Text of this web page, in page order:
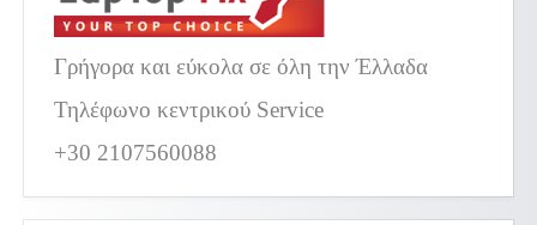
Γρήγορα και εύκολα σε όλη την Έλλαδα
Τηλέφωνο κεντρικού Service
+30 2107560088